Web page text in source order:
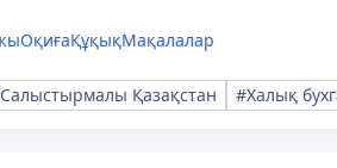
ОқиғаҚұқықМақалалар
Қазақстан #Халық